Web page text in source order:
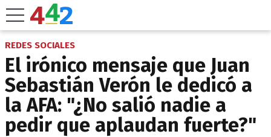
REDES SOCIALES
El irónico mensaje que Juan
Sebastián Verón le dedicó a
la AFA: "¿No salió nadie a
pedir que aplaudan fuerte?"